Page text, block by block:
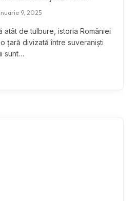
9, 2025
atât de tulbure, istoria României
țară divizată între suveraniști
sunt…